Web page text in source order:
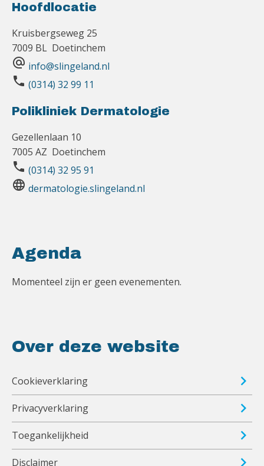
Hoofdlocatie
Kruisbergseweg 25
7009 BL Doetinchem
alternate_email info@slingeland.nl
phone (0314) 32 99 11
Polikliniek Dermatologie
Gezellenlaan 10
7005 AZ Doetinchem
phone (0314) 32 95 91
language dermatologie.slingeland.nl
Agenda
Momenteel zijn er geen evenementen.
Over deze website
Cookieverklaring
Privacyverklaring
Toegankelijkheid
Disclaimer